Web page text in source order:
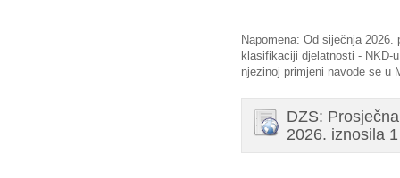
Napomena: Od siječnja
klasifikaciji djelatnosti - NKD-
njezinoj primjeni navode se u
DZS:
2026. iznosila